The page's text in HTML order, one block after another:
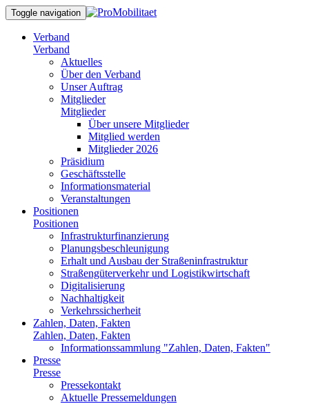
Toggle navigation
Verband
Verband
Aktuelles
Über den Verband
Unser Auftrag
Mitglieder
Mitglieder
Über unsere Mitglieder
Mitglied werden
Mitglieder 2026
Präsidium
Geschäftsstelle
Informationsmaterial
Veranstaltungen
Positionen
Positionen
Infrastrukturfinanzierung
Planungsbeschleunigung
Erhalt und Ausbau der Straßeninfrastruktur
Straßengüterverkehr und Logistikwirtschaft
Digitalisierung
Nachhaltigkeit
Verkehrssicherheit
Zahlen, Daten, Fakten
Zahlen, Daten, Fakten
Informationssammlung "Zahlen, Daten, Fakten"
Presse
Presse
Pressekontakt
Aktuelle Pressemeldungen